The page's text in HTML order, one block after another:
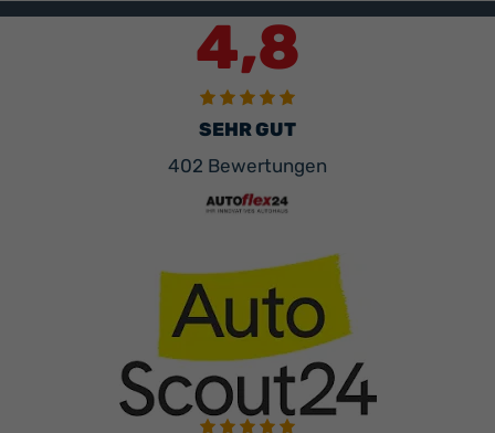
4,8
SEHR GUT
402 Bewertungen